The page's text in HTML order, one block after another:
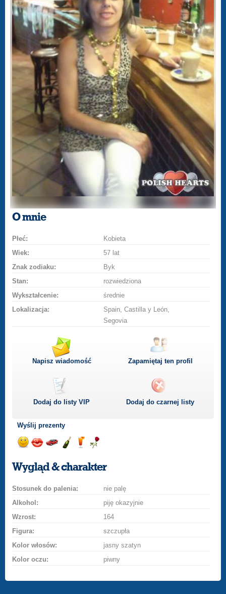
O mnie
Płeć:
Kobieta
Wiek:
57 lat
Znak zodiaku:
Byk
Stan:
rozwiedziona
Wykształcenie:
średnie
Lokalizacja:
Spain, Castilla y León,
Segovia
Napisz wiadomość Zapamiętaj ten profil
Dodaj do listyVIP Dodaj do czarnej listy
Wyślij prezenty
uśmiech
buziakasamochodem
szampana
drinka
różę
Wygląd & charakter
Stosunek do palenia:
nie palę
Alkohol:
piję okazyjnie
Wzrost:
164
Figura:
szczupła
Kolor włosów:
jasny szatyn
Kolor oczu:
piwny